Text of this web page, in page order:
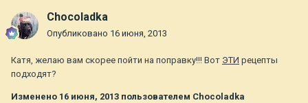
Chocoladka
Опубликовано 16 июня, 2013
Катя, желаю вам скорее пойти на поправку!!! Вот ЭТИ рецепты
подходят?
Изменено 16 июня, 2013 пользователем Chocoladka